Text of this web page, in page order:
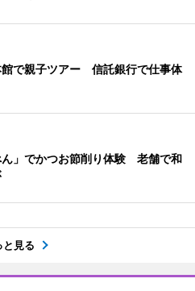
館で親子ツアー 信託銀行で仕事体
ん」でかつお節削り体験 老舗で和
と見る